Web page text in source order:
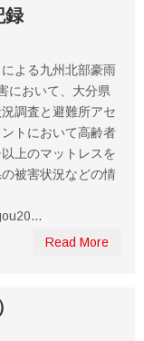
録
よる九州北部豪雨
において、大分県
調査と避難所アセ
トにおいて高齢者
上のマットレスを
被害状況などの情
Read More